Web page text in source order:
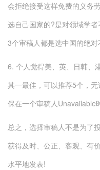
会拒绝接受这样免费的义务
选自己国家的?是对领域学
3个审稿人都是选中国的绝
6. 个人觉得美、英、日韩、
其一最佳，可以推荐5个，
保在一个审稿人Unavailable
总之，选择审稿人不是为了
获得及时、公正、客观、有
水平地发表!